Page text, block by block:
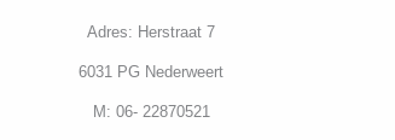
Adres: Herstraat 7
6031 PG Nederweert
M: 06- 22870521